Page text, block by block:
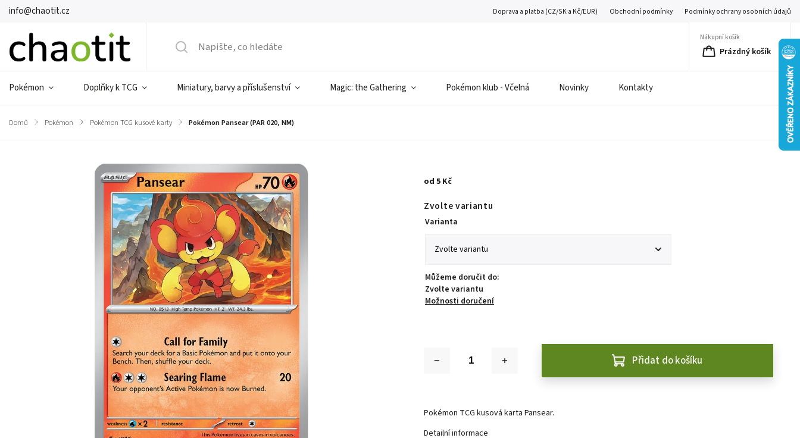
info@chaotit.cz Doprava a platba (CZ/SK a Kč/EUR) Obchodní podmínky Podmínky ochrany osobních údajů
Nákupní košík
Prázdný košík
Pokémon Doplňky k TCG Miniatury, barvy a příslušenství Magic: the Gathering Pokémon klub - Včelná Novinky Kontakty
Domů / Pokémon / Pokémon TCG kusové karty / Pokémon Pansear (PAR 020, NM)
od5 Kč
Zvolte variantu
Varianta
Můžeme doručit do:
Zvolte variantu
Možnosti doručení
Přidat do košíku
Pokémon TCG kusová karta Pansear.
Detailní informace